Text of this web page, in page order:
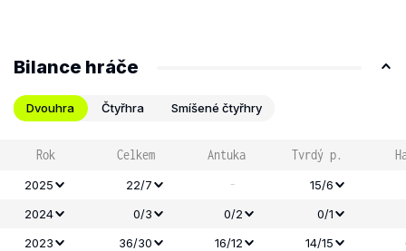
Bilance hráče
Dvouhra Čtyřhra Smíšené čtyřhry
Rok Celkem Antuka Tvrdý p.
2025 22/7 -
15/6
2024
0/3 0/2
0/1
2023
36/30 16/12 14/15